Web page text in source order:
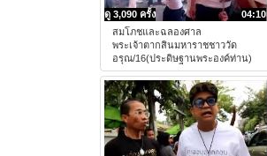
04:10
ดู 3,090 ครั้ง
สมโภชและฉลองศาล
พระเจ้าตากสินมหาราชชาววัด
อรุณ/16(ประดิษฐานพระองค์ท่าน)